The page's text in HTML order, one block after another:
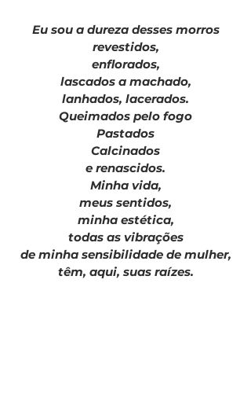
Eu sou a dureza desses morros
revestidos,
enflorados,
lascados a machado,
lanhados, lacerados.
Queimados pelo fogo
Pastados
Calcinados
e renascidos.
Minha vida,
meus sentidos,
minha estética,
todas as vibrações
de minha sensibilidade de mulher,
têm, aqui, suas raízes.